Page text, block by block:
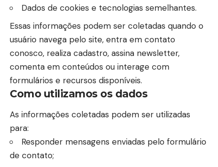
Dados de cookies e tecnologias semelhantes.
Essas informações podem ser coletadas quando o
usuário navega pelo site, entra em contato
conosco, realiza cadastro, assina newsletter,
comenta em conteúdos ou interage com
formulários e recursos disponíveis.
Como utilizamos os dados
As informações coletadas podem ser utilizadas
para:
Responder mensagens enviadas pelo formulário
de contato;